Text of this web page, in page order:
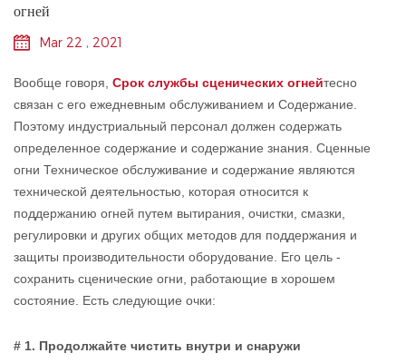
огней
Mar 22 , 2021
Вообще говоря, Срок службы сценических огнейтесно
связан с его ежедневным обслуживанием и Содержание.
Поэтому индустриальный персонал должен содержать
определенное содержание и содержание знания. Сценные
огни Техническое обслуживание и содержание являются
технической деятельностью, которая относится к
поддержанию огней путем вытирания, очистки, смазки,
регулировки и других общих методов для поддержания и
защиты производительности оборудование. Его цель -
сохранить сценические огни, работающие в хорошем
состояние. Есть следующие очки:
# 1. Продолжайте чистить внутри и снаружи